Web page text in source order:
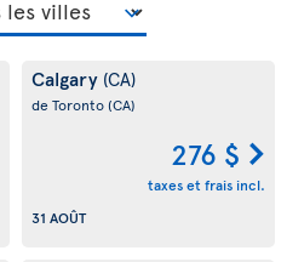
Calgary (CA)
de Toronto(CA)
276 $
taxes et frais incl.
31 AOÛT